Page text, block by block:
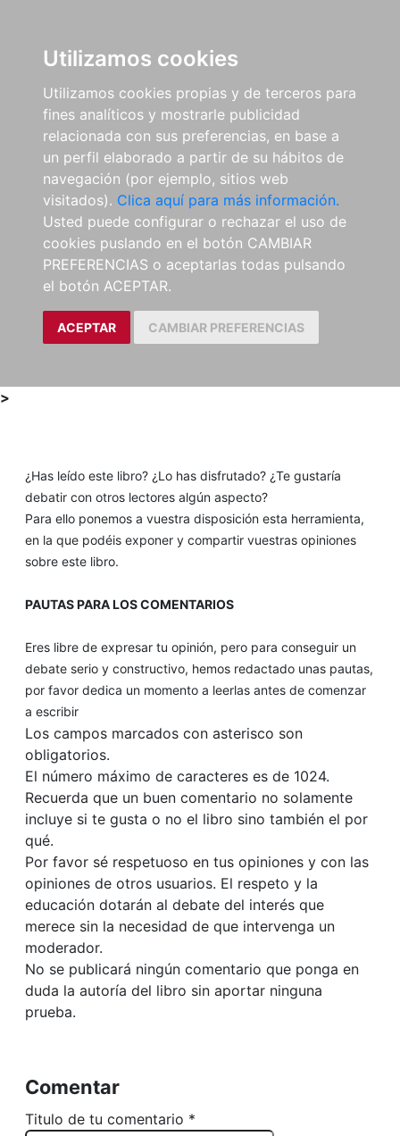
Utilizamos cookies
Utilizamos cookies propias y de terceros para
fines analíticos y mostrarle publicidad
relacionada con sus preferencias, en base a
un perfil elaborado a partir de su hábitos de
navegación (por ejemplo, sitios web
visitados). Clica aquí para más información.
Usted puede configurar o rechazar el uso de
cookies puslando en el botón CAMBIAR
PREFERENCIAS o aceptarlas todas pulsando
el botón ACEPTAR.
ACEPTAR CAMBIAR PREFERENCIAS
>
¿Has leído este libro? ¿Lo has disfrutado? ¿Te gustaría
debatir con otros lectores algún aspecto?
Para ello ponemos a vuestra disposición esta herramienta,
en la que podéis exponer y compartir vuestras opiniones
sobre este libro.
PAUTAS PARA LOS COMENTARIOS
Eres libre de expresar tu opinión, pero para conseguir un
debate serio y constructivo, hemos redactado unas pautas,
por favor dedica un momento a leerlas antes de comenzar
a escribir
Los campos marcados con asterisco son
obligatorios.
El número máximo de caracteres es de 1024.
Recuerda que un buen comentario no solamente
incluye si te gusta o no el libro sino también el por
qué.
Por favor sé respetuoso en tus opiniones y con las
opiniones de otros usuarios. El respeto y la
educación dotarán al debate del interés que
merece sin la necesidad de que intervenga un
moderador.
No se publicará ningún comentario que ponga en
duda la autoría del libro sin aportar ninguna
prueba.
Comentar
Titulo de tu comentario *